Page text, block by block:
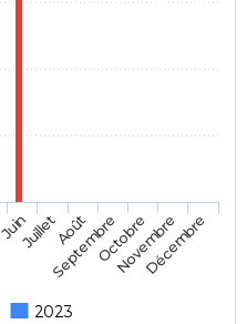
2023
JuinJuilletAoût
SeptembreOctobre
Novembre
Décembre